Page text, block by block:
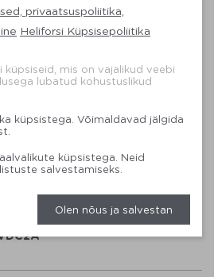
privaatsuspoliitika,
Heliforsi Küpsisepoliitika
küpsiseid, mis on vajalikud veebi
lubatud kohustuslikud
küpsistega. Võimaldavad jälgida
küpsistega. Neid
salvestamiseks.
Olen nõus ja salvestan